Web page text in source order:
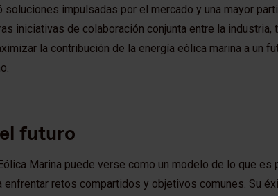
impulsadas por el mercado y una mayor
iniciativas de colaboración conjunta entre la industria,
la contribución de la energía eólica marina a un
futuro
Marina puede verse como un modelo de lo que
enfrentar retos compartidos y objetivos comunes. Su